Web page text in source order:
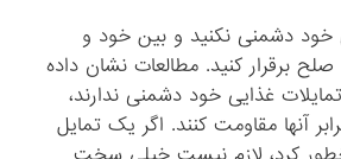
خود دشمنی نکنید و بین خود و
برقرار کنید. مطالعات نشان داده
غذایی خود دشمنی ندارند،
آنها مقاومت کنند. اگر یک تمایل